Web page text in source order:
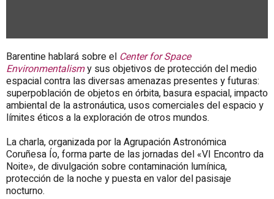
Barentine hablará sobre el Center for Space
Environmentalismy sus objetivos de protección del medio
espacial contra las diversas amenazas presentes y futuras:
superpoblación de objetos en órbita, basura espacial, impacto
ambiental de la astronáutica, usos comerciales del espacio y
límites éticos a la exploración de otros mundos.
La charla, organizada por la Agrupación Astronómica
Coruñesa Ío, forma parte de las jornadas del «VI Encontro da
Noite», de divulgación sobre contaminación lumínica,
protección de la noche y puesta en valor del pasisaje
nocturno.